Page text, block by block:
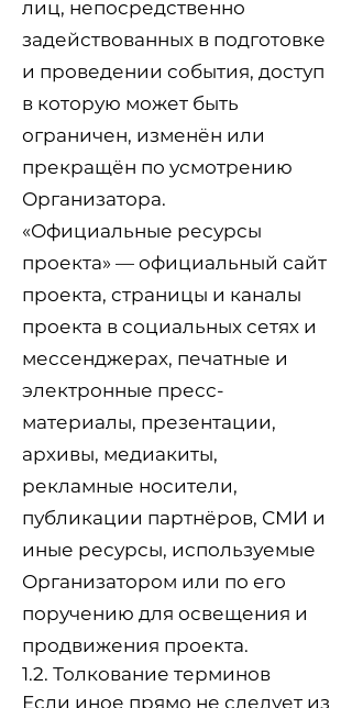
лиц, непосредственно
задействованных в подготовке
и проведении события, доступ
в которую может быть
ограничен, изменён или
прекращён по усмотрению
Организатора.
«Официальные ресурсы
проекта» — официальный сайт
проекта, страницы и каналы
проекта в социальных сетях и
мессенджерах, печатные и
электронные пресс-
материалы, презентации,
архивы, медиакиты,
рекламные носители,
публикации партнёров, СМИ и
иные ресурсы, используемые
Организатором или по его
поручению для освещения и
продвижения проекта.
1.2. Толкование терминов
Если иное прямо не следует из